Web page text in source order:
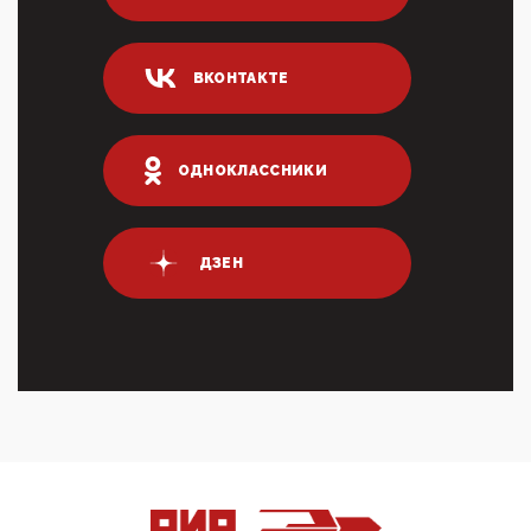
Суммарное вознаграждение менеджменту в 15
крупных банках по итогам 2025 года превысило 63
млрд руб. ...
03:01, 10 Апреля 2026
что союзники просили Киев не наносить удары по
энергети...
01:54, 10 Апреля 2026
ПрезидентПутинвчера вечером обьявил
Пасхальное перемирие с 16 часов субботы до конца
дня Воскресен...
01:09, 10 Апреля 2026
ВКОНТАКТЕ
ОДНОКЛАССНИКИ
ДЗЕН